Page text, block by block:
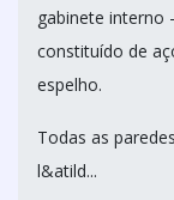
gabinete interno
constituído de
espelho.
Todas as
l&atild...